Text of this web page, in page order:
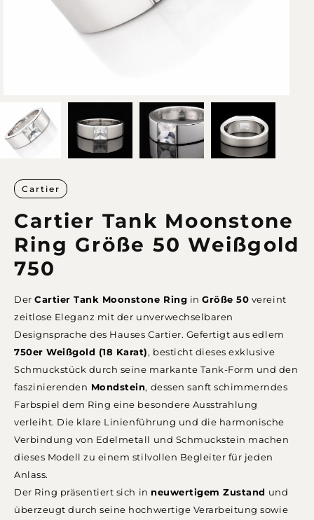
Cartier
Cartier Tank Moonstone
Ring Größe 50 Weißgold
750
DerCartier Tank Moonstone Ring inGröße 50 vereint
zeitlose Eleganz mit der unverwechselbaren
Designsprache des Hauses Cartier. Gefertigt aus edlem
750er Weißgold (18 Karat), besticht dieses exklusive
Schmuckstück durch seine markante Tank-Form und den
faszinierenden Mondstein, dessen sanft schimmerndes
Farbspiel dem Ring eine besondere Ausstrahlung
verleiht. Die klare Linienführung und die harmonische
Verbindung von Edelmetall und Schmuckstein machen
dieses Modell zu einem stilvollen Begleiter für jeden
Anlass.
Der Ring präsentiert sich in neuwertigem Zustand und
überzeugt durch seine hochwertige Verarbeitung sowie